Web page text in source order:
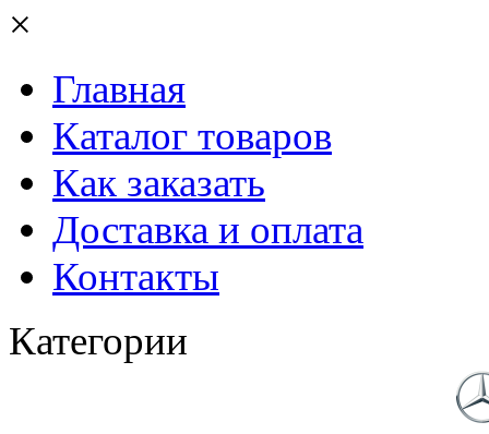
×
Главная
Каталог товаров
Как заказать
Доставка и оплата
Контакты
Категории